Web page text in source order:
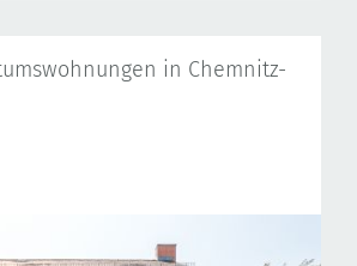
in Chemnitz-